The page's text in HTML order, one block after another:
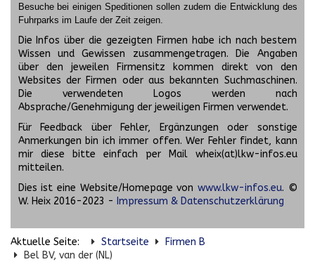
Besuche bei einigen Speditionen sollen zudem die Entwicklung des
Fuhrparks im Laufe der Zeit zeigen.
Die Infos über die gezeigten Firmen habe ich nach bestem
Wissen und Gewissen zusammengetragen. Die Angaben
über den jeweilen Firmensitz kommen direkt von den
Websites der Firmen oder aus bekannten Suchmaschinen.
Die verwendeten Logos werden nach
Absprache/Genehmigung der jeweiligen Firmen verwendet.
Für Feedback über Fehler, Ergänzungen oder sonstige
Anmerkungen bin ich immer offen. Wer Fehler findet, kann
mir diese bitte einfach per Mail wheix(at)lkw-infos.eu
mitteilen.
Dies ist eine Website/Homepage von www.lkw-infos.eu. ©
W. Heix 2016-2023 - Impressum & Datenschutzerklärung
Aktuelle Seite: Startseite
Firmen B
Bel BV, van der (NL)